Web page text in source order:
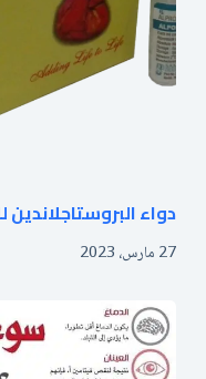
دواء البروستاجلاندين
27 مارس، 2023